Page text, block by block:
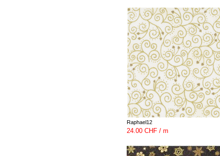
Raphael12
24.00 CHF / m